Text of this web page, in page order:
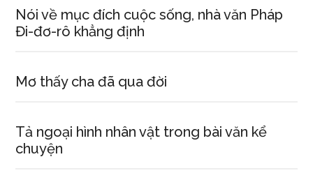
Nói về mục đích cuộc sống, nhà văn Pháp
Đi-đơ-rô khẳng định
Mơ thấy cha đã qua đời
Tả ngoại hình nhân vật trong bài văn kể
chuyện